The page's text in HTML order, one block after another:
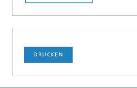
DRUCKEN